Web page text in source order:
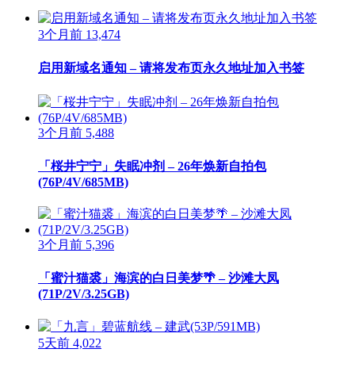
3个月前 13,474
启用新域名通知 – 请将发布页永久地址加入书签
3个月前 5,488
「桜井宁宁」失眠冲剂 – 26年焕新自拍包
(76P/4V/685MB)
3个月前 5,396
「蜜汁猫裘」海滨的白日美梦🌴 – 沙滩大凤
(71P/2V/3.25GB)
5天前 4,022